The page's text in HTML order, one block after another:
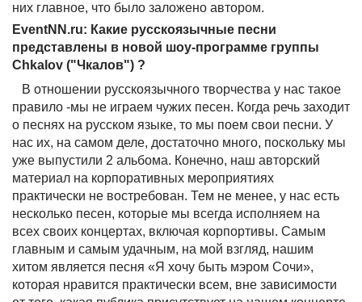
них главное, что было заложено автором.
EventNN.ru: Какие русскоязычные песни
представлены в новой шоу-программе группы
Chkalov ("Чкалов") ?
В отношении русскоязычного творчества у нас такое
правило -мы не играем чужих песен. Когда речь заходит
о песнях на русском языке, то мы поем свои песни. У
нас их, на самом деле, достаточно много, поскольку мы
уже выпустили 2 альбома. Конечно, наш авторский
материал на корпоративных мероприятиях
практически не востребован. Тем не менее, у нас есть
несколько песен, которые мы всегда исполняем на
всех своих концертах, включая корпортивы. Самым
главным и самым удачным, на мой взгляд, нашим
хитом является песня «Я хочу быть мэром Сочи»,
которая нравится практически всем, вне зависимости